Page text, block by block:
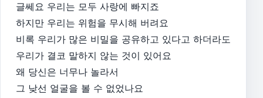
글쎄요 우리는 모두 사랑에 빠지죠
하지만 우리는 위험을 무시해 버려요
비록 우리가 많은 비밀을 공유하고 있다고 하더라도
우리가 결코 말하지 않는 것이 있어요
왜 당신은 너무나 놀라서
그 낮선 얼굴을 볼 수 없었나요